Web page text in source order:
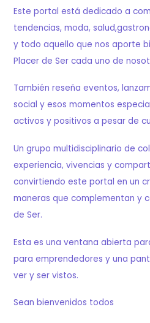
Este portal está dedicado a
tendencias, moda,
y todo aquello que nos aporte
Placer de Ser cada uno de
También reseña eventos,
social y esos momentos
activos y positivos a pesar de
Un grupo multidisciplinario de
experiencia, vivencias y
convirtiendo este portal en un
maneras que complementan y
de Ser.
Esta es una ventana abierta
para emprendedores y una
ver y ser vistos.
Sean bienvenidos todos